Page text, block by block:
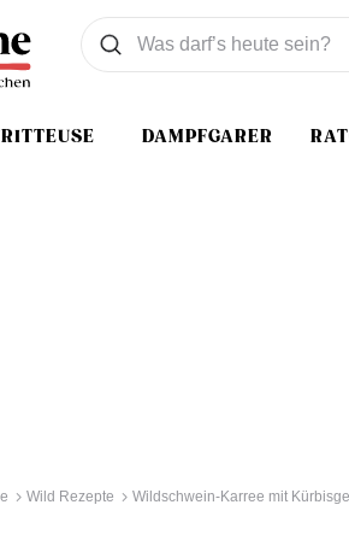
DAMPFGARER
Was wollen Sie suchen
Suchen
Wild Rezepte Wildschwein-Karree mit